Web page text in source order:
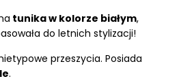
tunika w kolorze białym,
do letnich stylizacji!
przeszycia. Posiada
.